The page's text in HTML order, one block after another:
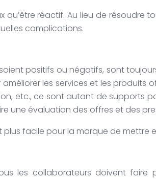
qu’être réactif. Au lieu de
complications.
positifs ou négatifs, sont
les services et les produits
etc., ce sont autant de supports
une évaluation des offres et des
facile pour la marque de mettre
les collaborateurs doivent faire